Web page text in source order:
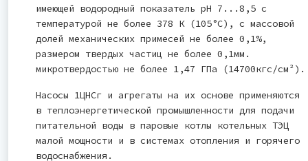
имеющей водородный показатель рН 7...8,5 с
температурой не более 378 К (105°С), с массовой
долей механических примесей не более 0,1%,
размером твердых частиц не более 0,1мм.
микротвердостью не более 1,47 ГПа (14700кгс/см²).
Насосы 1ЦНСг и агрегаты на их основе применяются
в теплоэнергетической промышленности для подачи
питательной воды в паровые котлы котельных ТЭЦ
малой мощности и в системах отопления и горячего
водоснабжения.